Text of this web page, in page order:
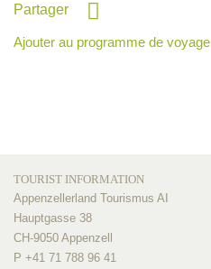
Partager
Ajouter au programme de voyage
TOURIST INFORMATION
Appenzellerland Tourismus AI
Hauptgasse 38
CH-9050 Appenzell
P +41 71 788 96 41